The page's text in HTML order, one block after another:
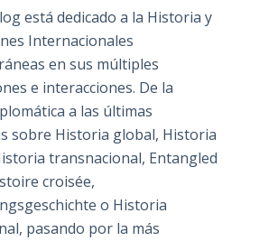
está dedicado a la Historia y
Internacionales
en sus múltiples
e interacciones. De la
a las últimas
sobre Historia global, Historia
transnacional, Entangled
croisée,
o Historia
pasando por la más